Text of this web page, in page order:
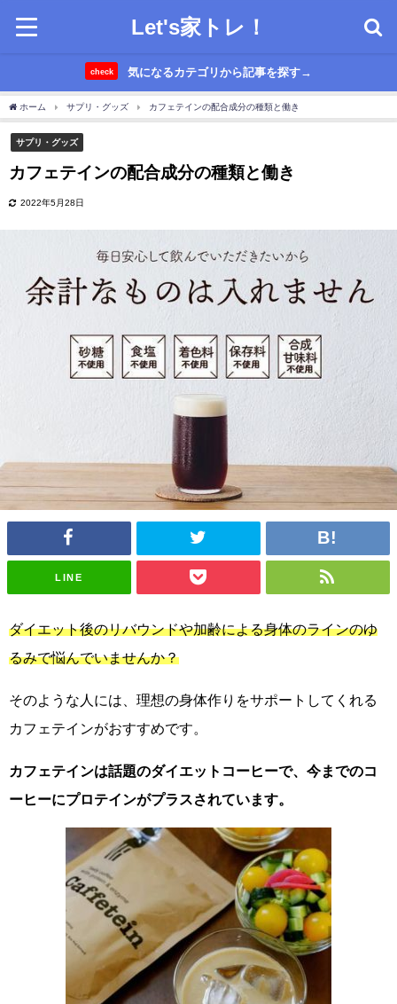
Let's家トレ！
check 気になるカテゴリから記事を探す→
ホーム サプリ・グッズ カフェテインの配合成分の種類と働き
サプリ・グッズ
カフェテインの配合成分の種類と働き
2022年5月28日
LINE
ダイエット後のリバウンドや加齢による身体のラインのゆ
るみで悩んでいませんか？
そのような人には、理想の身体作りをサポートしてくれる
カフェテインがおすすめです。
カフェテインは話題のダイエットコーヒーで、今までのコ
ーヒーにプロテインがプラスされています。